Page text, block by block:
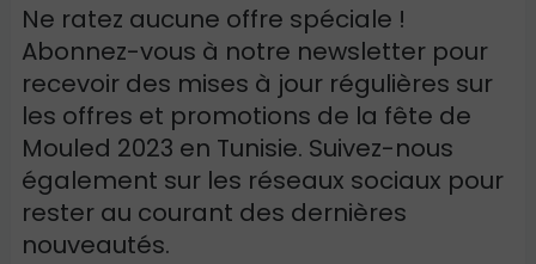
Ne ratez aucune offre spéciale !
Abonnez-vous à notre newsletter pour
recevoir des mises à jour régulières sur
les offres et promotions de la fête de
Mouled 2023 en Tunisie. Suivez-nous
également sur les réseaux sociaux pour
rester au courant des dernières
nouveautés.